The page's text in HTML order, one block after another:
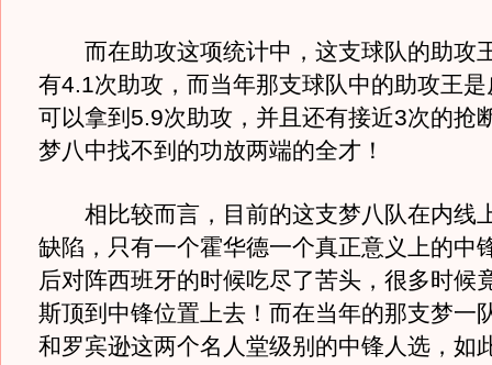
而在助攻这项统计中，这支球队的助攻
有4.1次助攻，而当年那支球队中的助攻王
可以拿到5.9次助攻，并且还有接近3次的抢
梦八中找不到的功放两端的全才！
相比较而言，目前的这支梦八队在内线
缺陷，只有一个霍华德一个真正意义上的中
后对阵西班牙的时候吃尽了苦头，很多时候
斯顶到中锋位置上去！而在当年的那支梦一
和罗宾逊这两个名人堂级别的中锋人选，如